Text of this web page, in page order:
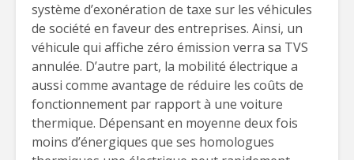
système d’exonération de taxe sur les véhicules
de société en faveur des entreprises. Ainsi, un
véhicule qui affiche zéro émission verra sa TVS
annulée. D’autre part, la mobilité électrique a
aussi comme avantage de réduire les coûts de
fonctionnement par rapport à une voiture
thermique. Dépensant en moyenne deux fois
moins d’énergiques que ses homologues